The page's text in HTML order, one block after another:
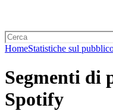
HomeStatistiche sul
Segmenti di
Spotify